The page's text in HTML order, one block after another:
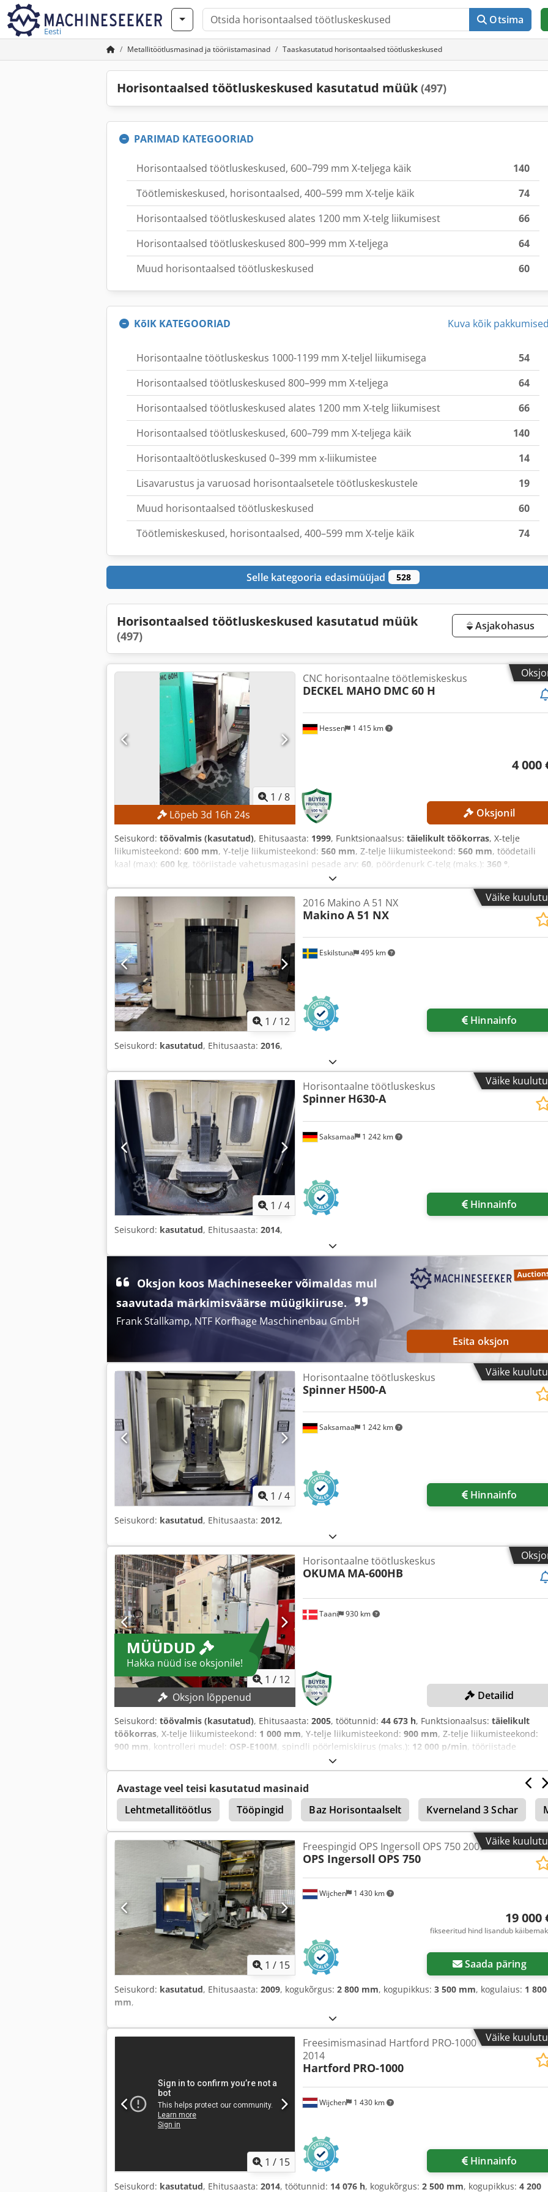
Eesti
Otsima
Metallitöötlusmasinad ja tööriistamasinad Taaskasutatud horisontaalsed töötluskeskused
Horisontaalsed töötluskeskused kasutatud müük (497)
PARIMAD KATEGOORIAD
Horisontaalsed töötluskeskused, 600–799 mm X-teljega käik
140
Töötlemiskeskused, horisontaalsed, 400–599 mm X-telje käik
74
Horisontaalsed töötluskeskused alates 1200 mm X-telg liikumisest
66
Horisontaalsed töötluskeskused 800–999 mm X-teljega
64
Muud horisontaalsed töötluskeskused
60
KõIK KATEGOORIAD Kuva kõik
Horisontaalne töötluskeskus 1000-1199 mm X-teljel liikumisega
54
Horisontaalsed töötluskeskused 800–999 mm X-teljega
64
Horisontaalsed töötluskeskused alates 1200 mm X-telg liikumisest
66
Horisontaalsed töötluskeskused, 600–799 mm X-teljega käik
140
Horisontaaltöötluskeskused 0–399 mm x-liikumistee
14
Lisavarustus ja varuosad horisontaalsetele töötluskeskustele
19
Muud horisontaalsed töötluskeskused
60
Töötlemiskeskused, horisontaalsed, 400–599 mm X-telje käik
74
Selle kategooria edasimüüjad 528
Horisontaalsed töötluskeskused kasutatud müük
(497)
Asjakohasus
1 /8
Lõpeb 3d 16h 23s
Hessen 1 415 km
CNC horisontaalne töötlemiskeskus
DECKEL MAHO DMC 60 H
4 000
Oksjonil
Seisukord: töövalmis (kasutatud), Ehitusaasta: 1999, Funktsionaalsus: täielikult töökorras, X-telje
liikumisteekond: 600 mm, Y-telje liikumisteekond: 560 mm, Z-telje liikumisteekond: 560 mm, töödetaili
kaal (max): 600 kg, tööriistade vahetusmagasini pesade arv: 60, pöördenurk C-telg (maks.): 360 °,
Väike
1 / 12
Eskilstuna 495 km
2016 Makino A 51 NX
MakinoA 51 NX
Hinnainfo
Seisukord: kasutatud, Ehitusaasta: 2016,
Väike
1 /4
Saksamaa 1 242 km
Horisontaalne töötluskeskus
Spinner H630-A
Hinnainfo
Seisukord: kasutatud, Ehitusaasta: 2014,
Oksjon koos Machineseeker võimaldas mul
saavutada märkimisväärse müügikiiruse.
Frank Stallkamp, NTF Korfhage Maschinenbau GmbH
Esita oksjon
Väike
1 /4
Saksamaa 1 242 km
Horisontaalne töötluskeskus
Spinner H500-A
Hinnainfo
Seisukord: kasutatud, Ehitusaasta: 2012,
MÜÜDUD
Hakka nüüd ise oksjonile!
1 / 12
Oksjon lõppenud
Taani 930 km
Horisontaalne töötluskeskus
OKUMA MA-600HB
Detailid
Seisukord: töövalmis (kasutatud), Ehitusaasta: 2005, töötunnid: 44 673 h, Funktsionaalsus: täielikult
töökorras, X-telje liikumisteekond: 1 000 mm, Y-telje liikumisteekond: 900 mm, Z-telje liikumisteekond:
900 mm, kontrolleri mudel: OSP-E100M, spindli pöörlemiskiirus (maks.): 12 000 p/min, tööriistade
Avastage veel teisi kasutatud masinaid
Lehtmetallitöötlus
Tööpingid Baz Horisontaalselt Kverneland 3 Schar
Väike
1 / 15
Wijchen 1 430 km
Freespingid OPS Ingersoll OPS 750 2009
OPS Ingersoll OPS 750
19 000
fikseeritud hind lisandub
Saada päring
Seisukord: kasutatud, Ehitusaasta: 2009, kogukõrgus: 2 800 mm, kogupikkus: 3 500 mm, kogulaius: 1 800
mm,
Väike
1 / 15
Wijchen 1 430 km
Freesimismasinad Hartford PRO-1000
2014
Hartford PRO-1000
Hinnainfo
Seisukord: kasutatud, Ehitusaasta: 2014, töötunnid: 14 076 h, kogukõrgus: 2 500 mm, kogupikkus: 4 200